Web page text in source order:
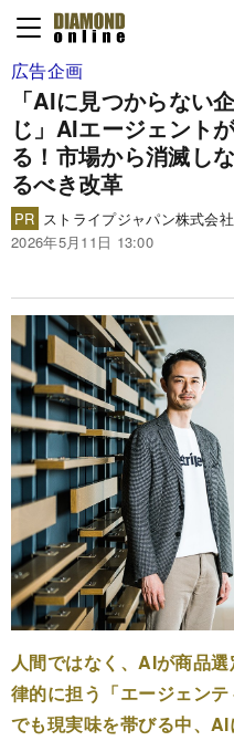
広告企画
「AIに見つからない
じ」AIエージェント
る！市場から消滅し
るべき改革
PR ストライプジャパン株式会社
2026年5月11日 13:00
人間ではなく、AIが商品
律的に担う「エージェン
でも現実味を帯びる中、AI